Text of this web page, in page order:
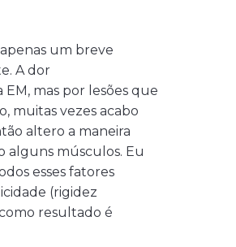
um breve
A dor
mas por lesões que
muitas vezes acabo
altero a maneira
alguns músculos. Eu
esses fatores
(rigidez
resultado é